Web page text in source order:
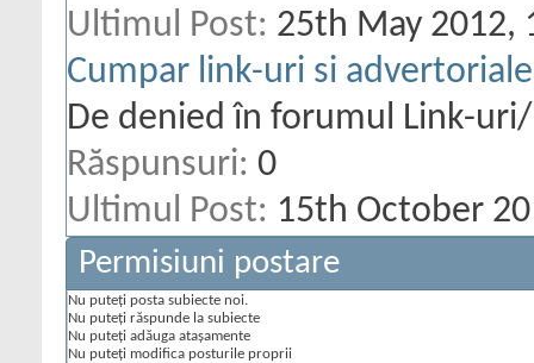
Ultimul Post: 25th May 2012,
Cumpar link-uri si
De denied în forumul Link-
Răspunsuri: 0
Ultimul Post: 15th October
Permisiuni postare
Nu puteţi posta subiecte noi.
Nu puteţi răspunde la subiecte
Nu puteţi adăuga ataşamente
Nu puteţi modifica posturile proprii